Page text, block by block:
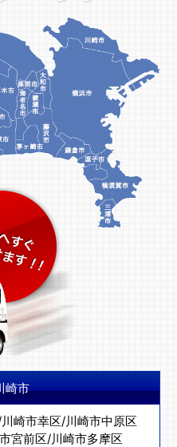
崎市
川崎市幸区/川崎市中原区
宮前区/川崎市多摩区